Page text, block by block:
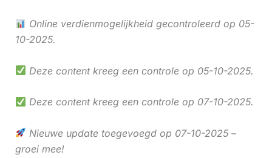
Online verdienmogelijkheid gecontroleerd op 05-
10-2025.
Deze content kreeg een controle op 05-10-2025.
Deze content kreeg een controle op 07-10-2025.
Nieuwe update toegevoegd op 07-10-2025 –
groei mee!